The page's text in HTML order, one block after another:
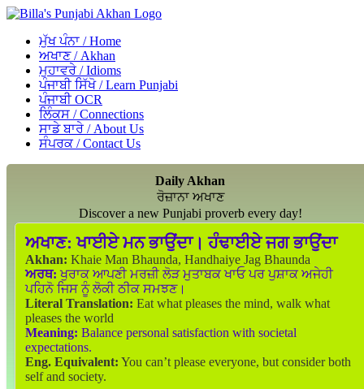
ਮੁੱਖ ਪੰਨਾ / Home
ਅਖਾਣ / Akhan
ਮੁਹਾਵਰੇ / Idioms
ਪੰਜਾਬੀ ਸਿੱਖੋ / Learn Punjabi
ਪੰਜਾਬੀ OCR
ਲਿੰਕਸ / Connections
ਸਾਡੇ ਬਾਰੇ / About Us
ਸੰਪਰਕ / Contact Us
Daily Akhan
ਰੋਜ਼ਾਨਾ ਅਖਾਣ
Discover a new Punjabi proverb every day!
ਅਖਾਣ: ਖਾਈਏ ਮਨ ਭਾਉਂਦਾ। ਹੰਢਾਈਏ ਜਗ ਭਾਉਂਦਾ
Akhan: Khaie Man Bhaunda, Handhaiye Jag Bhaunda
ਅਰਥ: ਖੁਰਾਕ ਆਪਣੀ ਮਰਜ਼ੀ ਲੋੜ ਮੁਤਾਬਕ ਖਾਓ ਪਰ ਪੁਸ਼ਾਕ ਅਜੇਹੀ
ਪਹਿਨੋ ਜਿਸ ਨੂੰ ਲੋਕੀ ਠੀਕ ਸਮਝਣ।
Literal Translation: Eat what pleases the mind, walk what
pleases the world
Meaning: Balance personal satisfaction with societal
expectations.
Eng. Equivalent: You can’t please everyone, but consider both
self and society.